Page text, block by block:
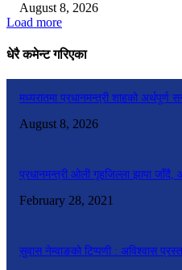
August 8, 2026
Load more
धेरै कमेन्ट गरिएका
मध्यरातमा प्रधानमन्त्री शाहको अर्थपूर्ण
August 8, 2026
प्रधानमन्त्री ओली गृहजिल्ला झापा जाँदै,
February 28, 2021
सुवास नेम्वाङको टिप्पणी : अविश्वास